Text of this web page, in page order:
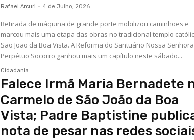
Rafael Arcuri - 4 de Julho, 2026
Retirada de máquina de grande porte mobilizou caminhões e
marcou mais uma etapa das obras no tradicional templo
São João da Boa Vista. A Reforma do Santuário Nossa Senhora do
Perpétuo Socorro ganhou mais um capítulo neste sábado...
Cidadania
Falece Irmã Maria Bernadete
Carmelo de São João da Boa
Vista; Padre Baptistine
nota de pesar nas redes